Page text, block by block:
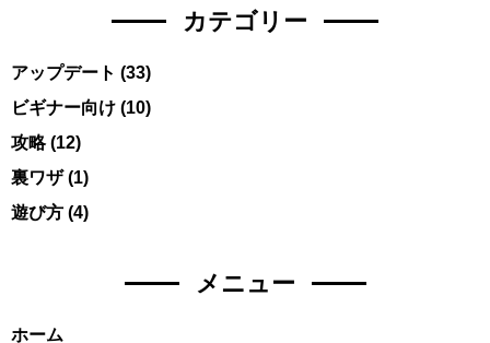
カテゴリー
アップデート (33)
ビギナー向け (10)
攻略(12)
裏ワザ (1)
遊び方 (4)
メニュー
ホーム